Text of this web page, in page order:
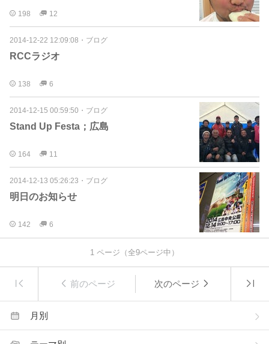
198 12
2014-12-22 12:09:08 ・ ブログ
RCCラジオ
138 6
2014-12-15 00:59:50 ・ ブログ
Stand Up Festa；広島
164 11
2014-12-13 05:26:23 ・ ブログ
明日のお知らせ
142 6
1 ページ（全9ページ中）
前のページ 次のページ
月別